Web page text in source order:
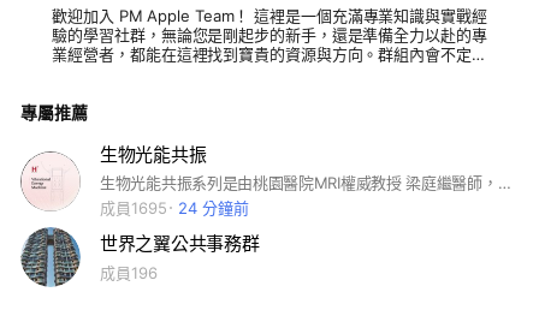
歡迎加入 PM Apple Team！ 這裡是一個充滿專業知識與實戰經
驗的學習社群，無論您是剛起步的新手，還是準備全力以赴的專
業經營者，都能在這裡找到寶貴的資源與方向。群組內會不定期
習，也請保持基本禮貌與尊重，讓這個團隊充滿正能量與成長動
專屬推薦
生物光能共振
生物光能共振系列是由桃園醫院MRI權威教授 梁庭繼醫師，帶領中、西醫師，以及物理、材料科學、能量醫學等領域的專家，跨界所合作研發。迄今近二十年，已發表超過37篇SCI醫學論文，並取得國內外二十四項專利証書。 #小共振#共振#生物能#生物能貼片#小共振儀器#生物光能共振#生物功能共振儀器
成員1695
24 分鐘前
世界之翼公共事務群
成員196